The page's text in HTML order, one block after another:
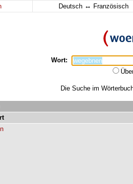
Deutsch ↔ Französisch
Wort:
Die Suche im